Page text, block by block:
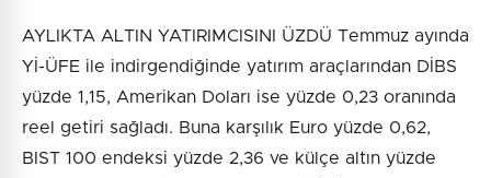
AYLIKTA ALTIN YATIRIMCISINI ÜZDÜ Temmuz ayında
Yİ-ÜFE ile indirgendiğinde yatırım araçlarından DİBS
yüzde 1,15, Amerikan Doları ise yüzde 0,23 oranında
reel getiri sağladı. Buna karşılık Euro yüzde 0,62,
BIST 100 endeksi yüzde 2,36 ve külçe altın yüzde